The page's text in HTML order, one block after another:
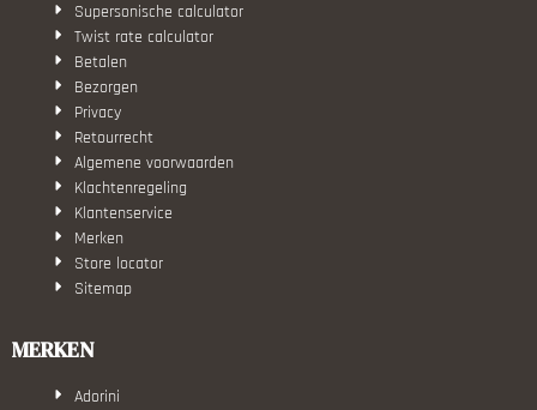
Supersonische calculator
Twist rate calculator
Betalen
Bezorgen
Privacy
Retourrecht
Algemene voorwaarden
Klachtenregeling
Klantenservice
Merken
Store locator
Sitemap
MERKEN
Adorini